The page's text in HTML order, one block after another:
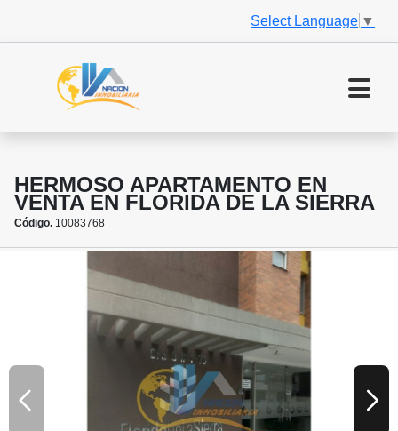
Select Language ▼
HERMOSO APARTAMENTO EN
VENTA EN FLORIDA DE LA SIERRA
Código. 10083768